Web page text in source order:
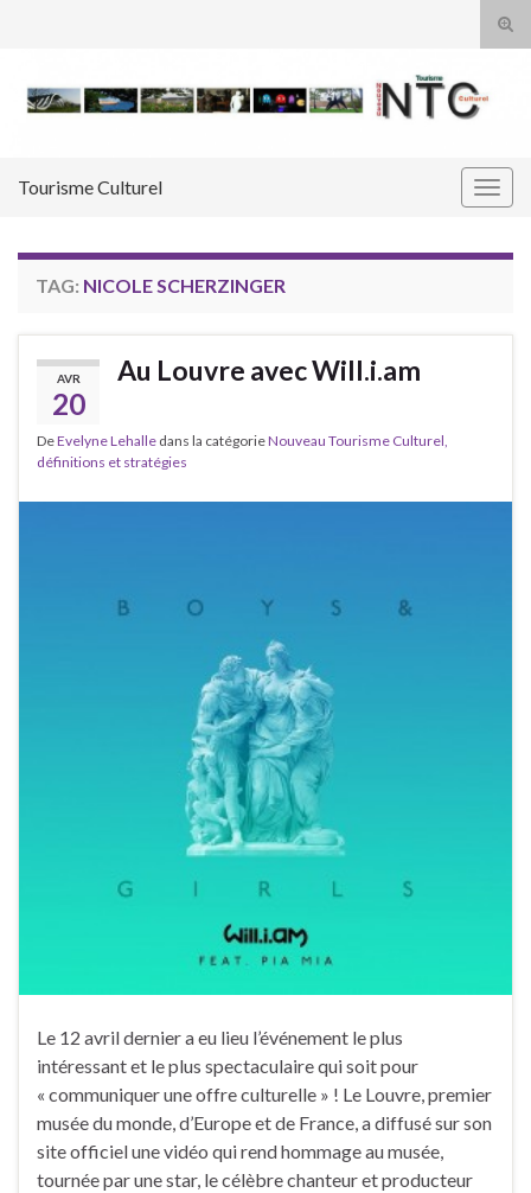
Tourisme Culturel
TAG: NICOLE SCHERZINGER
AVR
20
Au Louvre avec Will.i.am
DeEvelyne Lehalle dans la catégorieNouveau Tourisme Culturel,
définitions et stratégies
Le 12 avril dernier a eu lieu l’événement le plus
intéressant et le plus spectaculaire qui soit pour
« communiquer une offre culturelle » ! Le Louvre, premier
musée du monde, d’Europe et de France, a diffusé sur son
site officiel une vidéo qui rend hommage au musée,
tournée par une star, le célèbre chanteur et producteur